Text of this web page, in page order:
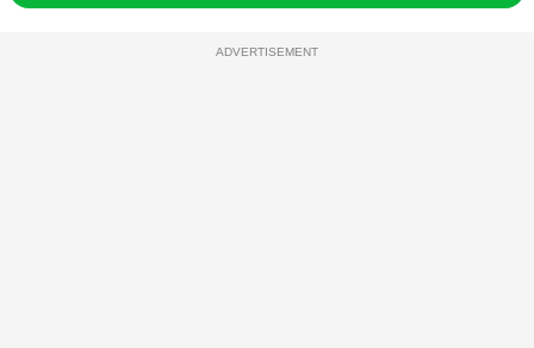
ADVERTISEMENT